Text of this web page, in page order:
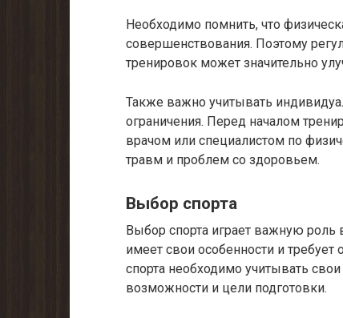
Необходимо помнить, что
совершенствования. Поэтому
тренировок может значительно
Также важно учитывать
ограничения. Перед началом
врачом или специалистом по
травм и проблем со здоровьем.
Выбор спорта
Выбор спорта играет важную
имеет свои особенности и
спорта необходимо учитывать
возможности и цели подготовки.